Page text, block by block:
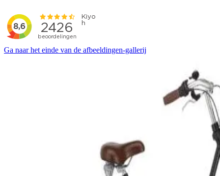
Ga naar het einde van de afbeeldingen-gallerij